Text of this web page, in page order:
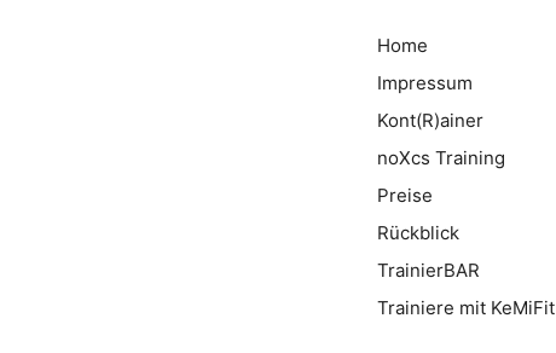
Home
Impressum
Kont(R)ainer
noXcs Training
Preise
Rückblick
TrainierBAR
Trainiere mit KeMiFit